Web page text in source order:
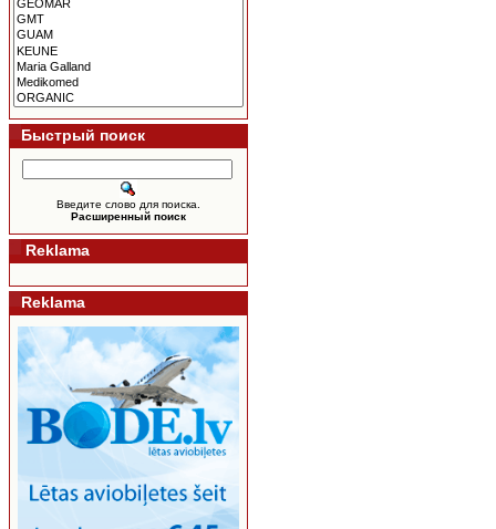
Быстрый поиск
Введите слово для поиска.
Расширенный поиск
Reklama
Reklama